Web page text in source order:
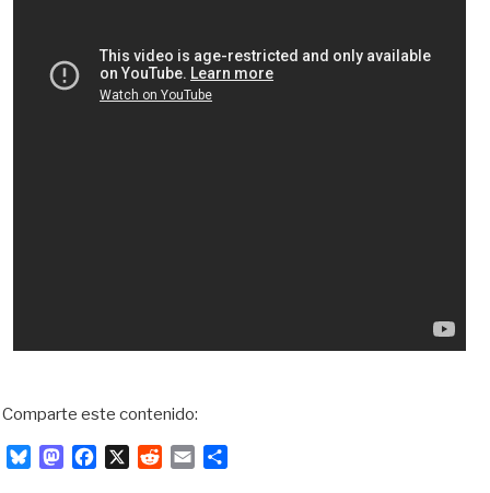
Comparte este contenido:
M
X